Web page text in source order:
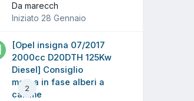
Da marecch
Iniziato 28 Gennaio
2
[Opel insigna 07/2017
2000cc D20DTH 125Kw
Diesel] Consiglio
messa in fase alberi a
camme